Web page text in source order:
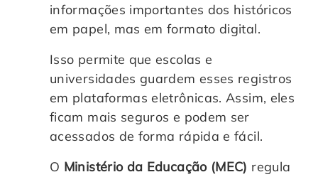
informações importantes dos históricos
em papel, mas em formato digital.
Isso permite que escolas e
universidades guardem esses registros
em plataformas eletrônicas. Assim, eles
ficam mais seguros e podem ser
acessados de forma rápida e fácil.
O Ministério da Educação (MEC) regula